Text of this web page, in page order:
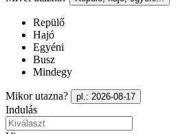
Repülő
Hajó
Egyéni
Busz
Mindegy
Mikor utazna? pl.: 2026-08-17
Indulás